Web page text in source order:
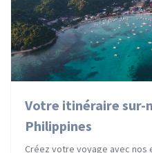
Votre itinéraire sur-
Philippines
Créez votre voyage avec nos